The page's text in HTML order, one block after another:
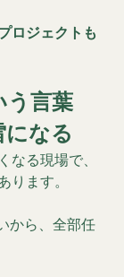
ロジェクトも
う言葉
なる
なる現場で、
ります。
から、全部任